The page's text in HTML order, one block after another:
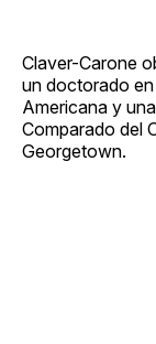
Claver-Carone
un doctorado
Americana y
Comparado del
Georgetown.